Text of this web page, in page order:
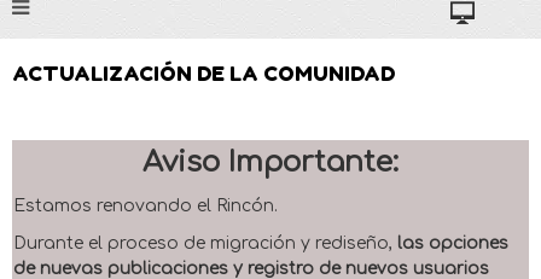
ACTUALIZACIÓN DE LA COMUNIDAD
Aviso Importante:
Estamos renovando el Rincón.
Durante el proceso de migración y rediseño, las opciones
de nuevas publicaciones y registro de nuevos usuarios